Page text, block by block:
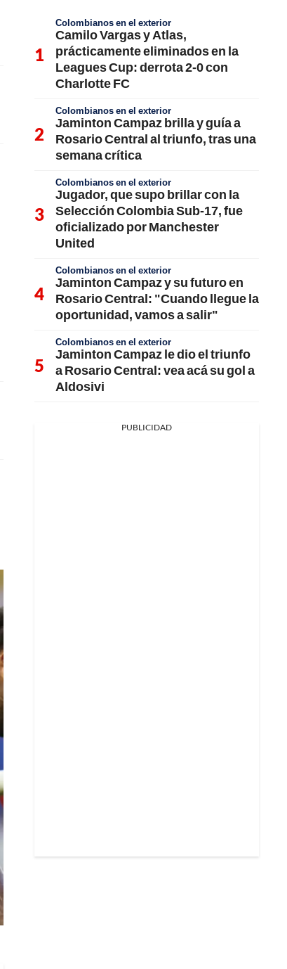
Colombianos en el exterior
Camilo Vargas y Atlas,
prácticamente eliminados en la
Leagues Cup: derrota 2-0 con
Charlotte FC
Colombianos en el exterior
Jaminton Campaz brilla y guía a
Rosario Central al triunfo, tras una
semana crítica
Colombianos en el exterior
Jugador, que supo brillar con la
Selección Colombia Sub-17, fue
oficializado por Manchester
United
Colombianos en el exterior
Jaminton Campaz y su futuro en
Rosario Central: "Cuando llegue la
oportunidad, vamos a salir"
Colombianos en el exterior
Jaminton Campaz le dio el triunfo
a Rosario Central: vea acá su gol a
Aldosivi
PUBLICIDAD